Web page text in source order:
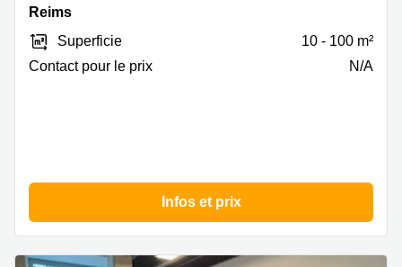
11
Gaston
Boyer,
Reims
Superficie
10 - 100 m²
Contact pour le prix
N/A
Infos et prix